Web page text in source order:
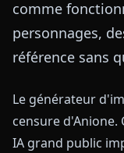
comme
personnages,
référence sans
Le générateur
censure d'Anione.
IA grand public